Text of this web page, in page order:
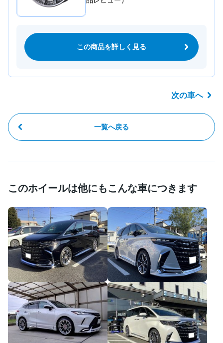
この商品を詳しく見る
一覧へ戻る
次の車へ
このホイールは他にもこんな車につきます